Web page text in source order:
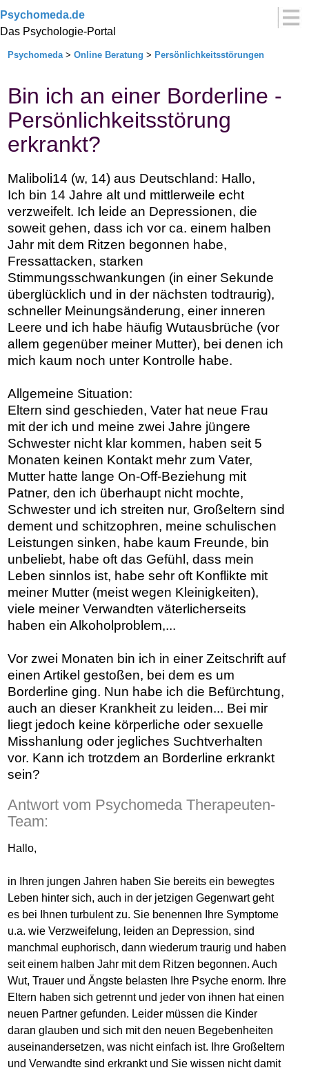
Psychomeda.de
Das Psychologie-Portal
Psychomeda>Online Beratung > Persönlichkeitsstörungen
Bin ich an einer Borderline -
Persönlichkeitsstörung
erkrankt?
Maliboli14 (w, 14) aus Deutschland: Hallo,
Ich bin 14 Jahre alt und mittlerweile echt
verzweifelt. Ich leide an Depressionen, die
soweit gehen, dass ich vor ca. einem halben
Jahr mit dem Ritzen begonnen habe,
Fressattacken, starken
Stimmungsschwankungen (in einer Sekunde
überglücklich und in der nächsten todtraurig),
schneller Meinungsänderung, einer inneren
Leere und ich habe häufig Wutausbrüche (vor
allem gegenüber meiner Mutter), bei denen ich
mich kaum noch unter Kontrolle habe.
Allgemeine Situation:
Eltern sind geschieden, Vater hat neue Frau
mit der ich und meine zwei Jahre jüngere
Schwester nicht klar kommen, haben seit 5
Monaten keinen Kontakt mehr zum Vater,
Mutter hatte lange On-Off-Beziehung mit
Patner, den ich überhaupt nicht mochte,
Schwester und ich streiten nur, Großeltern sind
dement und schitzophren, meine schulischen
Leistungen sinken, habe kaum Freunde, bin
unbeliebt, habe oft das Gefühl, dass mein
Leben sinnlos ist, habe sehr oft Konflikte mit
meiner Mutter (meist wegen Kleinigkeiten),
viele meiner Verwandten väterlicherseits
haben ein Alkoholproblem,...
Vor zwei Monaten bin ich in einer Zeitschrift auf
einen Artikel gestoßen, bei dem es um
Borderline ging. Nun habe ich die Befürchtung,
auch an dieser Krankheit zu leiden... Bei mir
liegt jedoch keine körperliche oder sexuelle
Misshanlung oder jegliches Suchtverhalten
vor. Kann ich trotzdem an Borderline erkrankt
sein?
Antwort vom Psychomeda Therapeuten-
Team:
Hallo,
in Ihren jungen Jahren haben Sie bereits ein bewegtes
Leben hinter sich, auch in der jetzigen Gegenwart geht
es bei Ihnen turbulent zu. Sie benennen Ihre Symptome
u.a. wie Verzweifelung, leiden an Depression, sind
manchmal euphorisch, dann wiederum traurig und haben
seit einem halben Jahr mit dem Ritzen begonnen. Auch
Wut, Trauer und Ängste belasten Ihre Psyche enorm. Ihre
Eltern haben sich getrennt und jeder von ihnen hat einen
neuen Partner gefunden. Leider müssen die Kinder
daran glauben und sich mit den neuen Begebenheiten
auseinandersetzen, was nicht einfach ist. Ihre Großeltern
und Verwandte sind erkrankt und Sie wissen nicht damit